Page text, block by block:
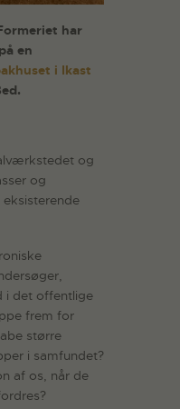
har
en
i Ikast
og
og
i det offentlige
frem for
større
i samfundet?
af os, når de